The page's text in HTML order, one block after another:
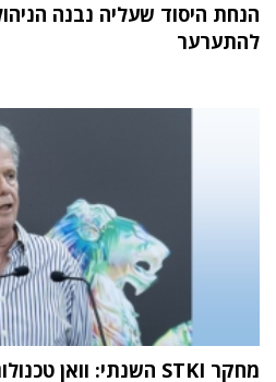
הנחת היסוד שעליה נבנה
להתערער